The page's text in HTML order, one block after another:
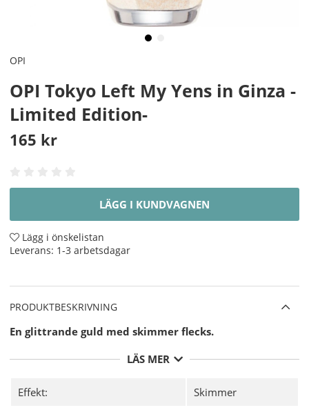
OPI
OPI Tokyo Left My Yens in Ginza -
Limited Edition-
165 kr
LÄGG I KUNDVAGNEN
Lägg i önskelistan
Leverans: 1-3 arbetsdagar
PRODUKTBESKRIVNING
En glittrande guld med skimmer flecks.
LÄS MER
Effekt: Skimmer